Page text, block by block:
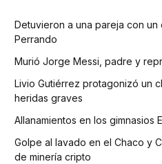
Detuvieron a una pareja con
Perrando
Murió Jorge Messi, padre y
Livio Gutiérrez protagonizó un
heridas graves
Allanamientos en los gimnasios
Golpe al lavado en el Chaco y
de minería cripto